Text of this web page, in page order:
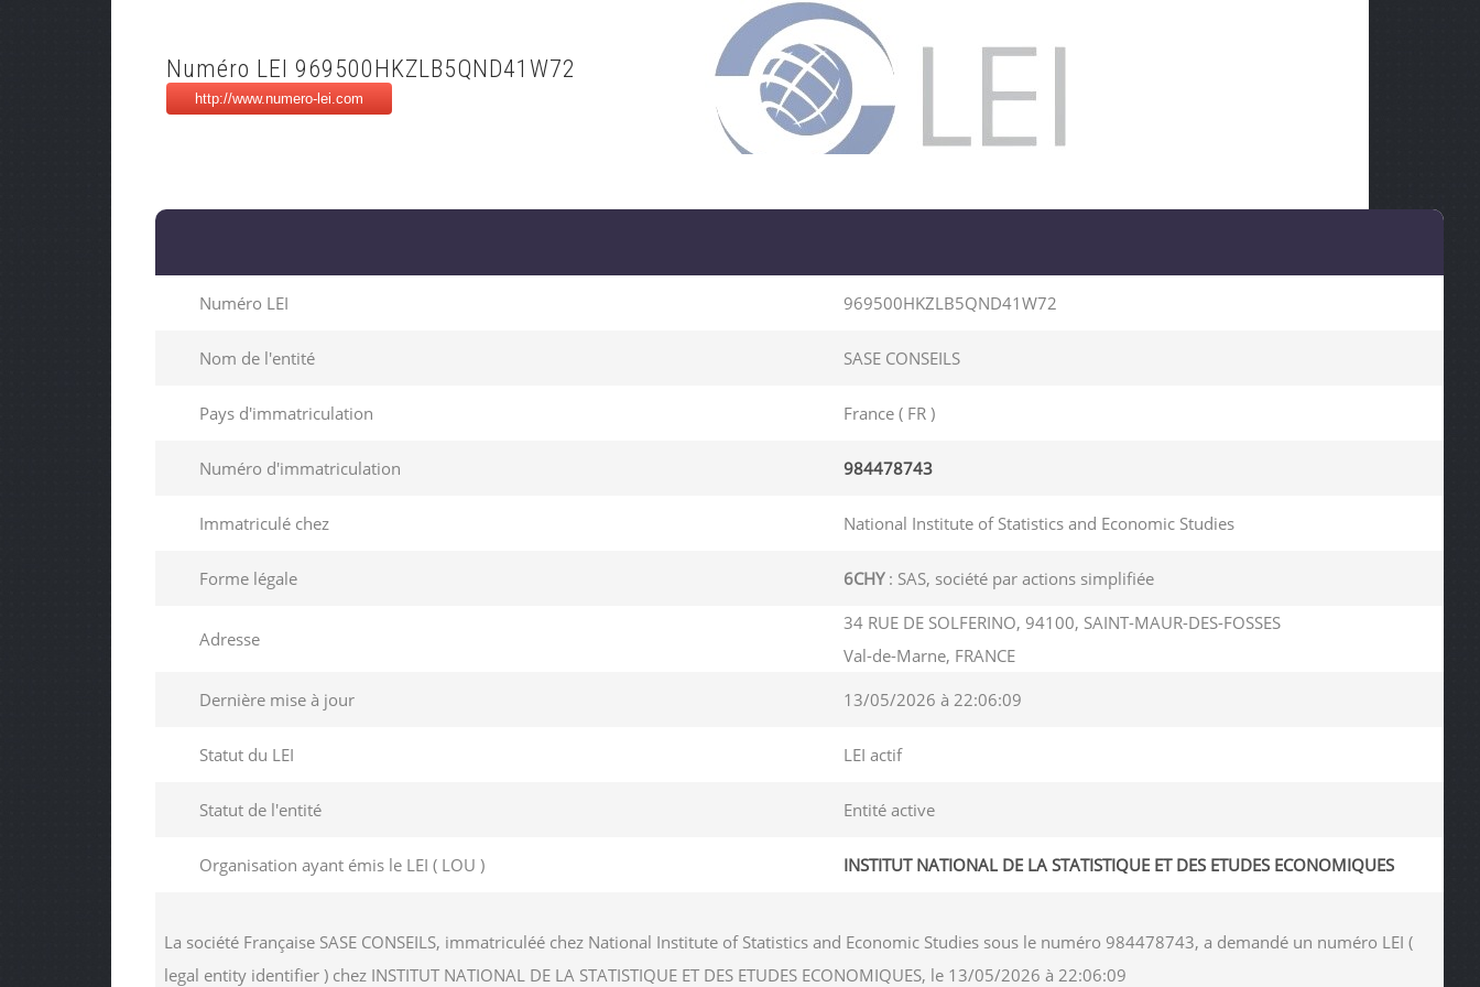
Numéro LEI 969500HKZLB5QND41W72
Numéro LEI 969500HKZLB5QND41W72
Nom de l'entité SASE CONSEILS
Pays d'immatriculation France ( FR )
Numéro d'immatriculation 984478743
Immatriculé chez National Institute of Statistics and Economic Studies
Forme légale 6CHY: SAS, société par actions simplifiée
Adresse
34 RUE DE SOLFERINO, 94100, SAINT-MAUR-DES-FOSSES
Val-de-Marne, FRANCE
Dernière mise à jour
13/05/2026 à 22:06:09
Statut du LEI LEI actif
Statut de l'entité Entité active
Organisation ayant émis le LEI ( LOU ) INSTITUT NATIONAL DE LA STATISTIQUE ET DES ETUDES ECONOMIQUES
La société Française SASE CONSEILS, immatriculéé chez National Institute of Statistics and Economic Studies sous le numéro 984478743, a demandé un numéro LEI (
legal entity identifier ) chez INSTITUT NATIONAL DE LA STATISTIQUE ET DES ETUDES ECONOMIQUES, le 13/05/2026 à 22:06:09